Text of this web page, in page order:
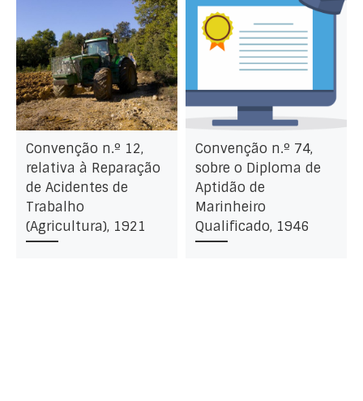
Convenção n.º 12,
relativa à Reparação
de Acidentes de
Trabalho
(Agricultura), 1921
Convenção n.º 74,
sobre o Diploma de
Aptidão de
Marinheiro
Qualificado, 1946